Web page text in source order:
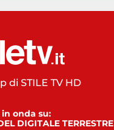
di STILE TV HD
in onda su:
DIGITALE TERRESTRE